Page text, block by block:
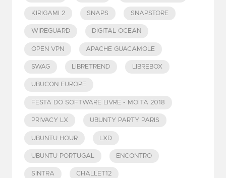
KIRIGAMI 2 SNAPS SNAPSTORE
WIREGUARD DIGITAL OCEAN
OPEN VPN APACHE GUACAMOLE
SWAG LIBRETREND LIBREBOX
UBUCON EUROPE
FESTA DO SOFTWARE LIVRE - MOITA 2018
PRIVACY LX UBUNTY PARTY PARIS
UBUNTU HOUR LXD
UBUNTU PORTUGAL ENCONTRO
SINTRA CHALLET12